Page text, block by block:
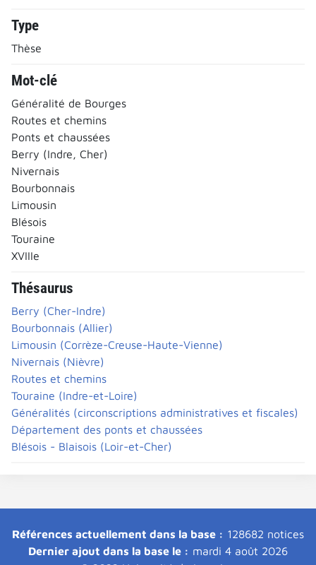
Type
Thèse
Mot-clé
Généralité de Bourges
Routes et chemins
Ponts et chaussées
Berry (Indre, Cher)
Nivernais
Bourbonnais
Limousin
Blésois
Touraine
XVIIIe
Thésaurus
Berry (Cher-Indre)
Bourbonnais (Allier)
Limousin (Corrèze-Creuse-Haute-Vienne)
Nivernais (Nièvre)
Routes et chemins
Touraine (Indre-et-Loire)
Généralités (circonscriptions administratives et fiscales)
Département des ponts et chaussées
Blésois - Blaisois (Loir-et-Cher)
Références actuellement dans la base : 128682 notices
Dernier ajout dans la base le : mardi 4 août 2026